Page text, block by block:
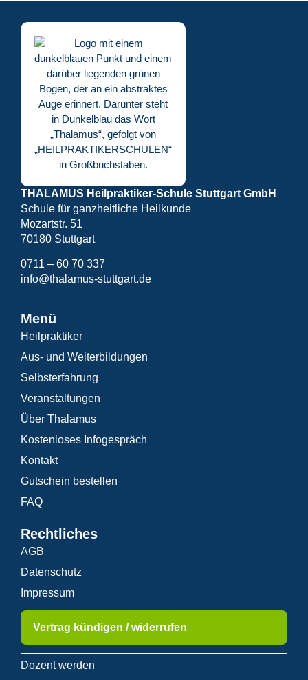
THALAMUS Heilpraktiker-Schule Stuttgart GmbH
Schule für ganzheitliche Heilkunde
Mozartstr. 51
70180 Stuttgart
0711 – 60 70 337
info@thalamus-stuttgart.de
Menü
Heilpraktiker
Aus- und Weiterbildungen
Selbsterfahrung
Veranstaltungen
Über Thalamus
Kostenloses Infogespräch
Kontakt
Gutschein bestellen
FAQ
Rechtliches
AGB
Datenschutz
Impressum
Vertrag kündigen / widerrufen
Dozent werden